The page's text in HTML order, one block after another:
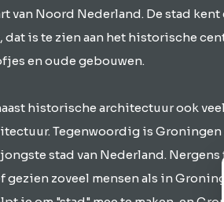
van Noord Nederland. De stad kent
is te zien aan het historische
en oude gebouwen.
historische architectuur ook
Tegenwoordig is Groningen
stad van Nederland. Nergens
zoveel mensen als in